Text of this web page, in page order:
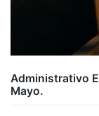
Administrativo
Mayo.